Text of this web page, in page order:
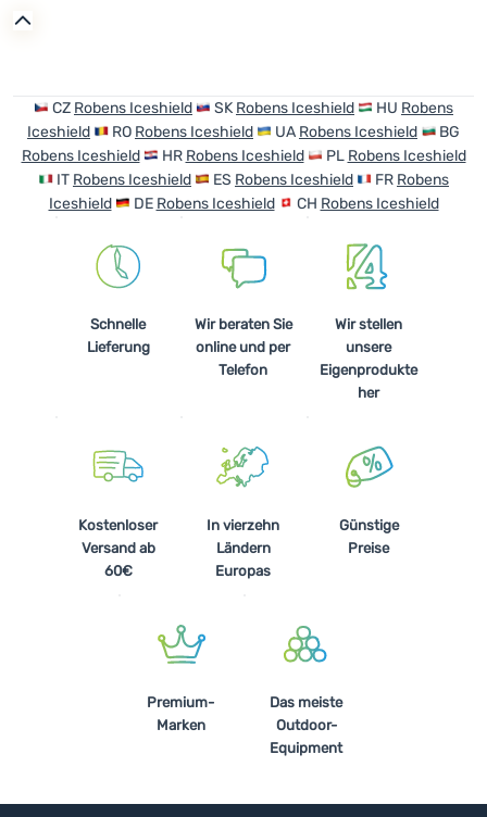
Anmelden /
CZ Robens Iceshield SK Robens Iceshield HU Robens
Iceshield
RO Robens Iceshield UA Robens Iceshield
BG
Robens Iceshield
HR Robens Iceshield PL Robens Iceshield
IT Robens Iceshield ES Robens Iceshield FR Robens
Iceshield
DE Robens Iceshield CH Robens Iceshield
Schnelle
Lieferung
Wir beraten Sie
online und per
Telefon
Wir stellen
unsere
Eigenprodukte
her
Kostenloser
Versand ab
60€
In vierzehn
Ländern
Europas
Günstige
Preise
Premium-
Marken
Das meiste
Outdoor-
Equipment